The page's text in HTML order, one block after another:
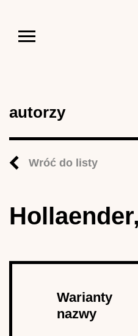
autorzy
Wróć do listy
Warianty
nazwy